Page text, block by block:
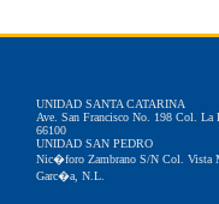
UNIDAD SANTA CATARINA
Ave. San Francisco No. 198 Col. La
66100
UNIDAD SAN PEDRO
Nic�foro Zambrano S/N Col. Vista
Garc�a, N.L.